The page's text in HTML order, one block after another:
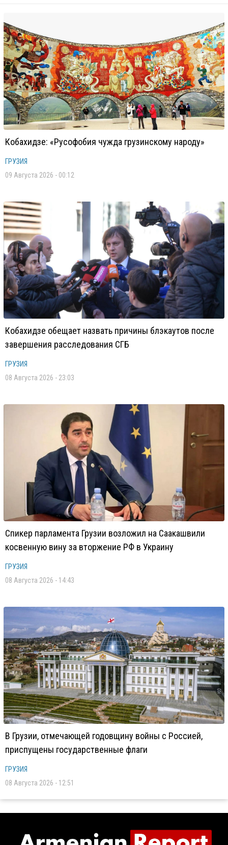
Кобахидзе: «Русофобия чужда грузинскому народу»
ГРУЗИЯ
09 Августа 2026 - 00:12
Кобахидзе обещает назвать причины блэкаутов после
завершения расследования СГБ
ГРУЗИЯ
08 Августа 2026 - 23:03
Спикер парламента Грузии возложил на Саакашвили
косвенную вину за вторжение РФ в Украину
ГРУЗИЯ
08 Августа 2026 - 14:43
В Грузии, отмечающей годовщину войны с Россией,
приспущены государственные флаги
ГРУЗИЯ
08 Августа 2026 - 12:51